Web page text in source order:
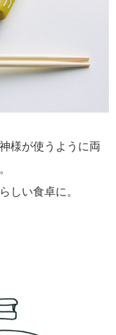
様が使うように両
しい食卓に。